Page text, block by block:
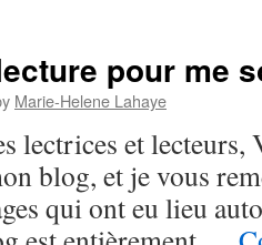
pour me
Marie-Helene Lahaye
lectrices et
blog, et je vous
qui ont eu lieu